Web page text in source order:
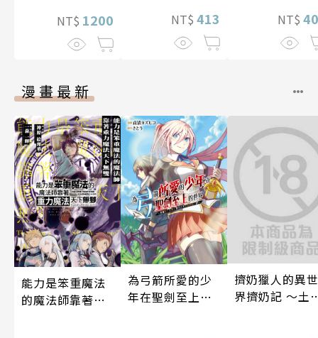
NT$ 1200 NT$ 413 NT$
漫畫最新
能力是笨重魔法
的魔法師靠著重
為弓箭所愛的少
年在聖劍至上的
擠奶獵人的異世
界擠奶記 ～土